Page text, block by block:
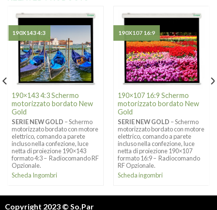
190×143 4:3 Schermo
motorizzato bordato New
Gold
SERIE NEW GOLD – Schermo
motorizzato bordato con motore
elettrico, comando a parete
incluso nella confezione, luce
netta di proiezione 190×143
formato 4:3 – Radiocomando RF
Opzionale.
Scheda Ingombri
190X143 4:3
190×107 16:9 Schermo
motorizzato bordato New
Gold
SERIE NEW GOLD – Schermo
motorizzato bordato con motore
elettrico, comando a parete
incluso nella confezione, luce
netta di proiezione 190×107
formato 16:9 – Radiocomando
RF Opzionale.
Scheda ingombri
190X107 16:9
Copyright 2023 © So.Par